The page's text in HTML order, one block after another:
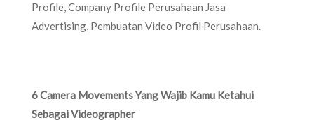
Profile, Company Profile Perusahaan Jasa
Advertising, Pembuatan Video Profil Perusahaan.
6 Camera Movements Yang Wajib Kamu Ketahui
Sebagai Videographer